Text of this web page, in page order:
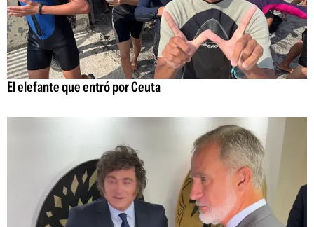
El elefante que entró por Ceuta